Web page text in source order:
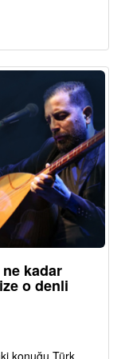
kadar
o denli
konuğu Türk